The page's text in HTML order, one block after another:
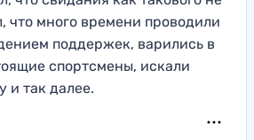
что много времени проводили
поддержек, варились в
спортсмены, искали
и так далее.